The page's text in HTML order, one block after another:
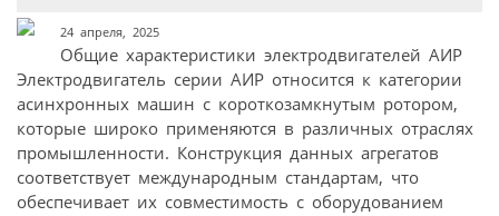
24 апреля, 2025
Общие характеристики электродвигателей АИР
Электродвигатель серии АИР относится к категории
асинхронных машин с короткозамкнутым ротором,
которые широко применяются в различных отраслях
промышленности. Конструкция данных агрегатов
соответствует международным стандартам, что
обеспечивает их совместимость с оборудованием